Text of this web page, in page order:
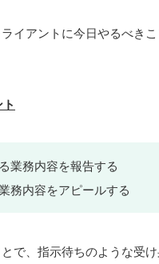
イアントに今日やるべき
業務内容を報告する
務内容をアピールする
とで、指示待ちのような受